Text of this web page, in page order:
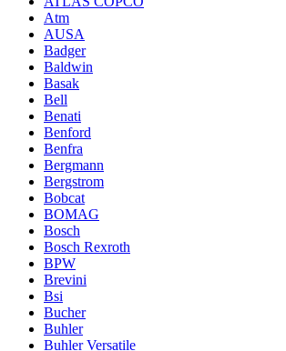
Atm
AUSA
Badger
Baldwin
Basak
Bell
Benati
Benford
Benfra
Bergmann
Bergstrom
Bobcat
BOMAG
Bosch
Bosch Rexroth
BPW
Brevini
Bsi
Bucher
Buhler
Buhler Versatile